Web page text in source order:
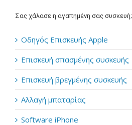
Σας χάλασε η αγαπημένη σας συσκευή;
Οδηγός Επισκευής Apple
Επισκευή σπασμένης συσκευής
Επισκευή βρεγμένης συσκευής
Αλλαγή μπαταρίας
Software iPhone